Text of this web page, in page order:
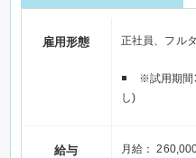
持ちを考える
※ご応募の際
雇用形態 正社員、フル
※試用期間
し)
給与 月給：